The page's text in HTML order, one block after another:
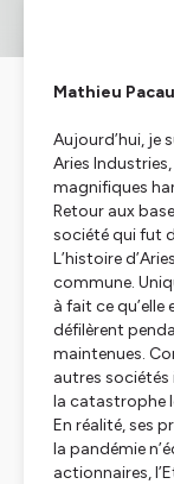
Mathieu
Aujourd’hui, je
Aries
magnifiques
Retour aux
société qui fut
L’histoire
commune.
à fait ce qu’elle
défilèrent
maintenues.
autres sociétés
la catastrophe
En réalité, ses
la pandémie
actionnaires,